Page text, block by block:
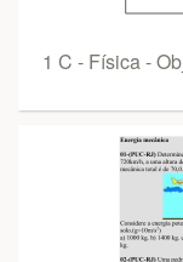
1 C - Física -